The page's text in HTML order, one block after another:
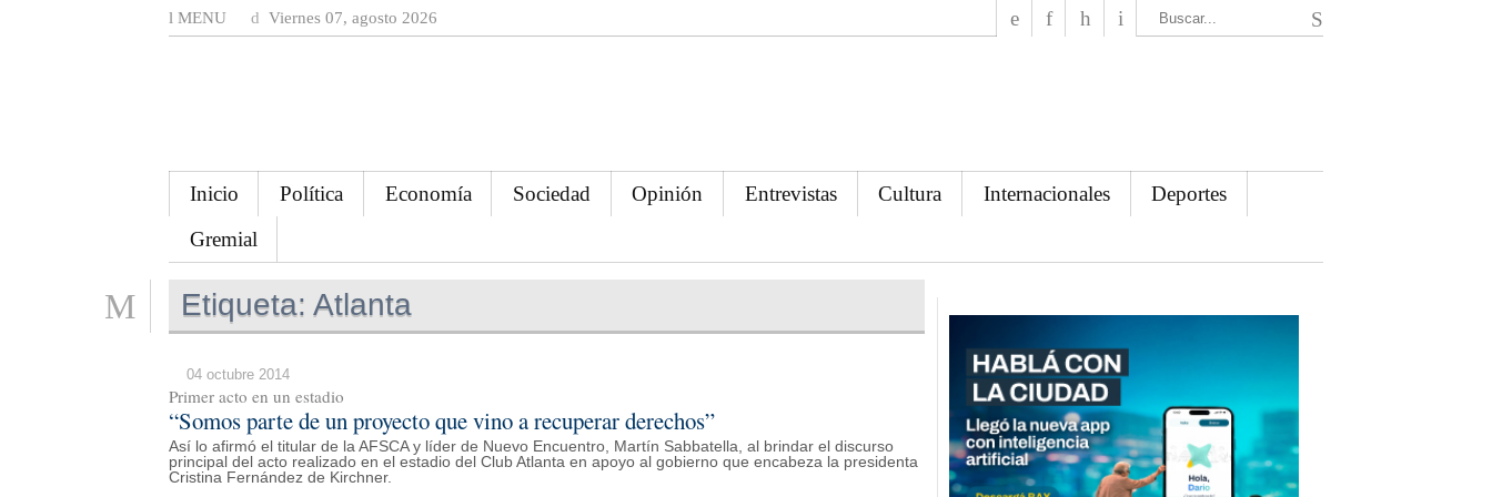
MENU Viernes 07, agosto 2026
Inicio Política Economía Sociedad Opinión Entrevistas Cultura Internacionales
Deportes
Gremial
Etiqueta: Atlanta
04 octubre 2014
Primer acto en un estadio
“Somos parte de un proyecto que vino a recuperar derechos”
Así lo afirmó el titular de la AFSCA y líder de Nuevo Encuentro, Martín Sabbatella, al brindar el discurso
principal del acto realizado en el estadio del Club Atlanta en apoyo al gobierno que encabeza la presidenta
Cristina Fernández de Kirchner.